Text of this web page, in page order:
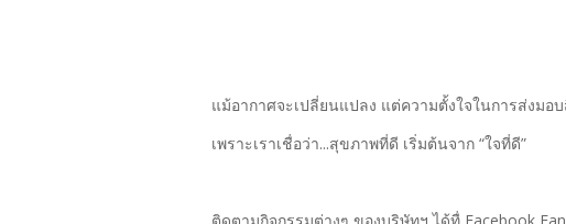
แม้อากาศจะเปลี่ยนแปลง แต่ความตั้งใจในการส่งมอ
เพราะเราเชื่อว่า...สุขภาพที่ดี เริ่มต้นจาก “ใจที่ดี”